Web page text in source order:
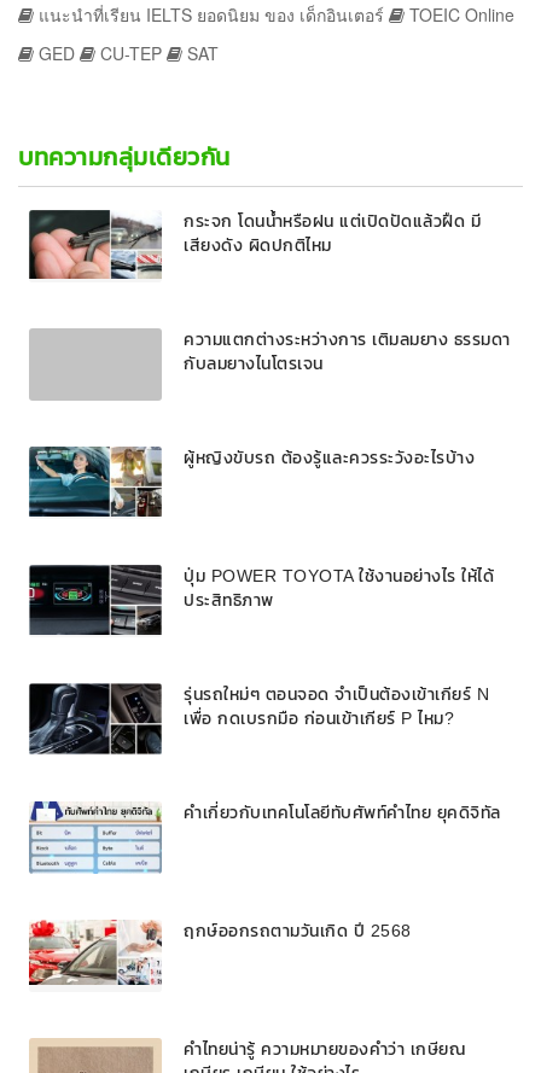
แนะนำที่เรียน IELTS ยอดนิยม ของ เด็กอินเตอร์
TOEIC Online
GED
CU-TEP SAT
บทความกลุ่มเดียวกัน
กระจก โดนน้ำหรือฝน แต่เปิดปัดแล้วฝืด มี
เสียงดัง ผิดปกติไหม
ความแตกต่างระหว่างการ เติมลมยาง ธรรมดา
กับลมยางไนโตรเจน
ผู้หญิงขับรถ ต้องรู้และควรระวังอะไรบ้าง
ปุ่ม POWER TOYOTA ใช้งานอย่างไร ให้ได้
ประสิทธิภาพ
รุ่นรถใหม่ๆ ตอนจอด จำเป็นต้องเข้าเกียร์ N
เพื่อ กดเบรกมือ ก่อนเข้าเกียร์ P ไหม?
คำเกี่ยวกับเทคโนโลยีทับศัพท์คำไทย ยุคดิจิทัล
ฤกษ์ออกรถตามวันเกิด ปี 2568
คำไทยน่ารู้ ความหมายของคำว่า เกษียณ